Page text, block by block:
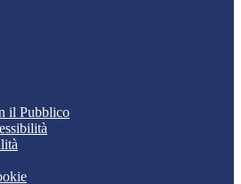
il Pubblico